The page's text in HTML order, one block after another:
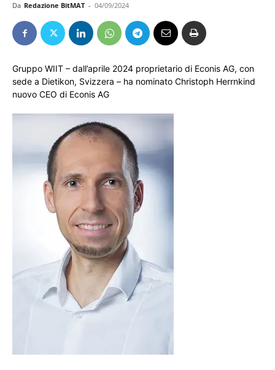
Da Redazione BitMAT - 04/09/2024
Gruppo WIIT – dall’aprile 2024 proprietario di Econis AG, con
sede a Dietikon, Svizzera – ha nominato Christoph Herrnkind
nuovo CEO di Econis AG